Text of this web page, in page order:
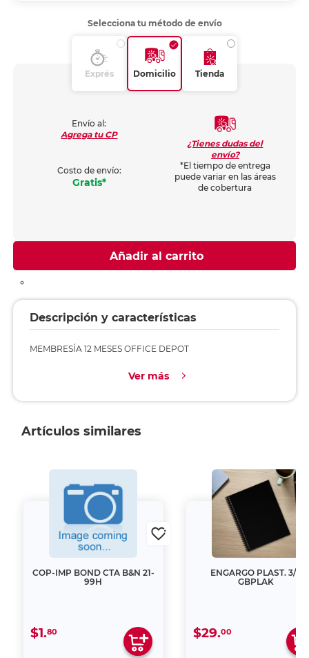
Selecciona tu método de envío
Exprés Domicilio Tienda
Envío al:
Agrega tu CP
Costo de envío:
Gratis*
¿Tienes dudas del
envío?
*El tiempo de entrega
puede variar en las áreas
de cobertura
Añadir al carrito
Descripción y características
MEMBRESÍA 12 MESES OFFICE DEPOT
Ver más
Artículos similares
COP-IMP BOND CTA B&N 21-
99H
$1.80
ENGARGO PLAST. 3/8
GBPLAK
$29.00